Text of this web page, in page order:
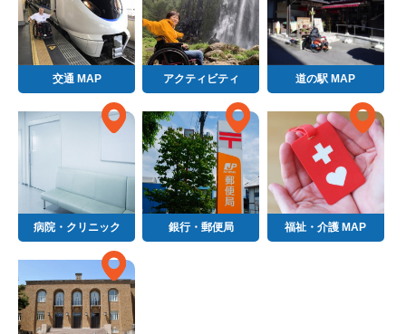
交通 MAP アクティビティ 道の駅 MAP
病院・クリニック 銀行・郵便局 福祉・介護 MAP